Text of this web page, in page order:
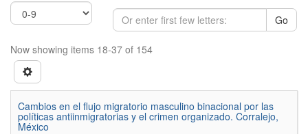
Go
Now showing items 18-37 of 154
Cambios en el flujo migratorio masculino binacional por las
políticas antiinmigratorias y el crimen organizado. Corralejo,
México